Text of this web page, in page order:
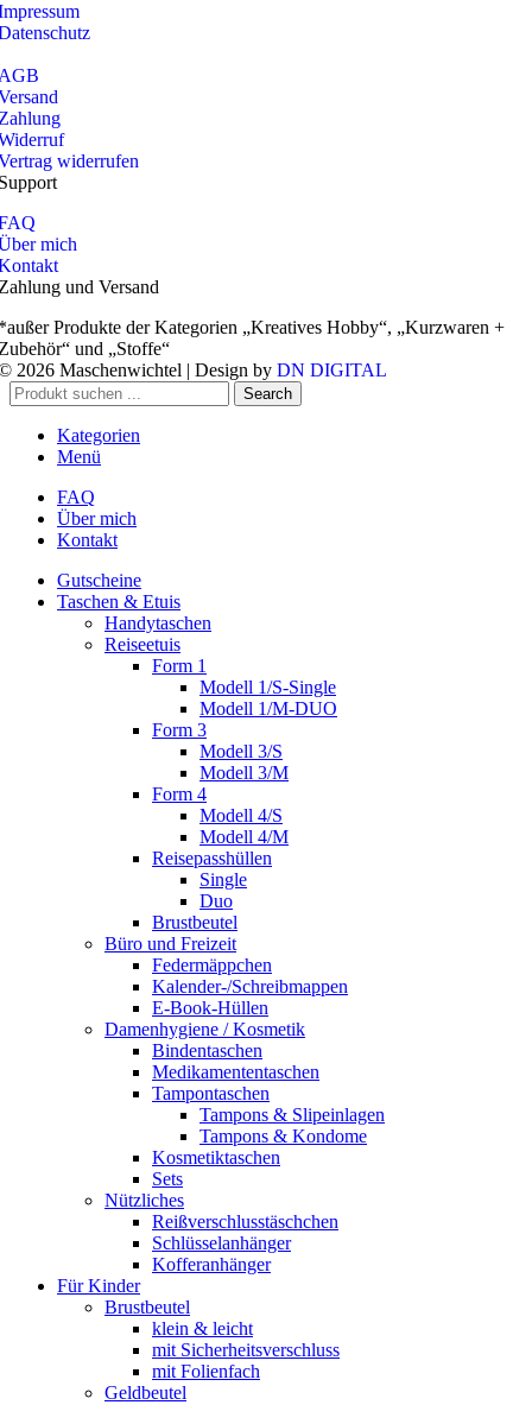
widerrufen
mich
und Versand
Produkte der Kategorien „Kreatives Hobby“, „Kurzwaren +
und „Stoffe“
2026 Maschenwichtel | Design by DN DIGITAL
Search
Kategorien
Menü
FAQ
Über mich
Kontakt
Gutscheine
Taschen & Etuis
Handytaschen
Reiseetuis
Form 1
Modell 1/S-Single
Modell 1/M-DUO
Form 3
Modell 3/S
Modell 3/M
Form 4
Modell 4/S
Modell 4/M
Reisepasshüllen
Single
Duo
Brustbeutel
Büro und Freizeit
Federmäppchen
Kalender-/Schreibmappen
E-Book-Hüllen
Damenhygiene / Kosmetik
Bindentaschen
Medikamententaschen
Tampontaschen
Tampons & Slipeinlagen
Tampons & Kondome
Kosmetiktaschen
Sets
Nützliches
Reißverschlusstäschchen
Schlüsselanhänger
Kofferanhänger
Für Kinder
Brustbeutel
klein & leicht
mit Sicherheitsverschluss
mit Folienfach
Geldbeutel